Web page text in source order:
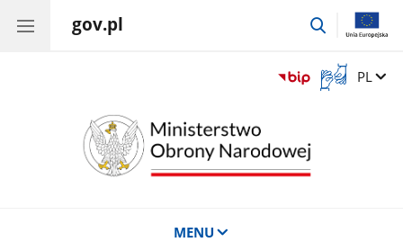
gov.pl
przejdź
Otwórz
okno
Zmień
PL
MENU